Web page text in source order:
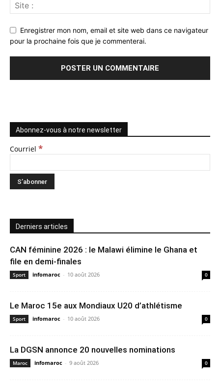
Enregistrer mon nom, email et site web dans ce navigateur
pour la prochaine fois que je commenterai.
Abonnez-vous à notre newsletter
Courriel *
Derniers articles
CAN féminine 2026 : le Malawi élimine le Ghana et
file en demi-finales
Sport infomaroc - 10 août 2026 0
Le Maroc 15e aux Mondiaux U20 d’athlétisme
Sport infomaroc - 10 août 2026 0
La DGSN annonce 20 nouvelles nominations
Maroc infomaroc - 9 août 2026 0